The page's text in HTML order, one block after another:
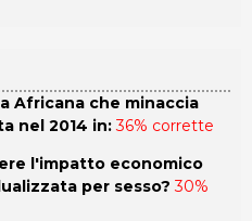
Africana che minaccia
nel 2014 in: 36% corrette
l'impatto economico
per sesso? 30%